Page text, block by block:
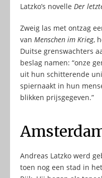
Latzko’s novelle Der
Zweig las met ontzag
van Menschen im Krieg,
Duitse grenswachters
beslag namen: “onze
uit hun schitterende
spiernaakt in hun
blikken prijsgegeven.”
Andreas Latzko werd
toen nog een stad in